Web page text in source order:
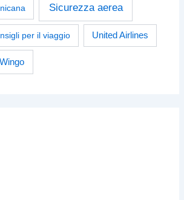
Sicurezza aerea
per il viaggio United Airlines
Wingo